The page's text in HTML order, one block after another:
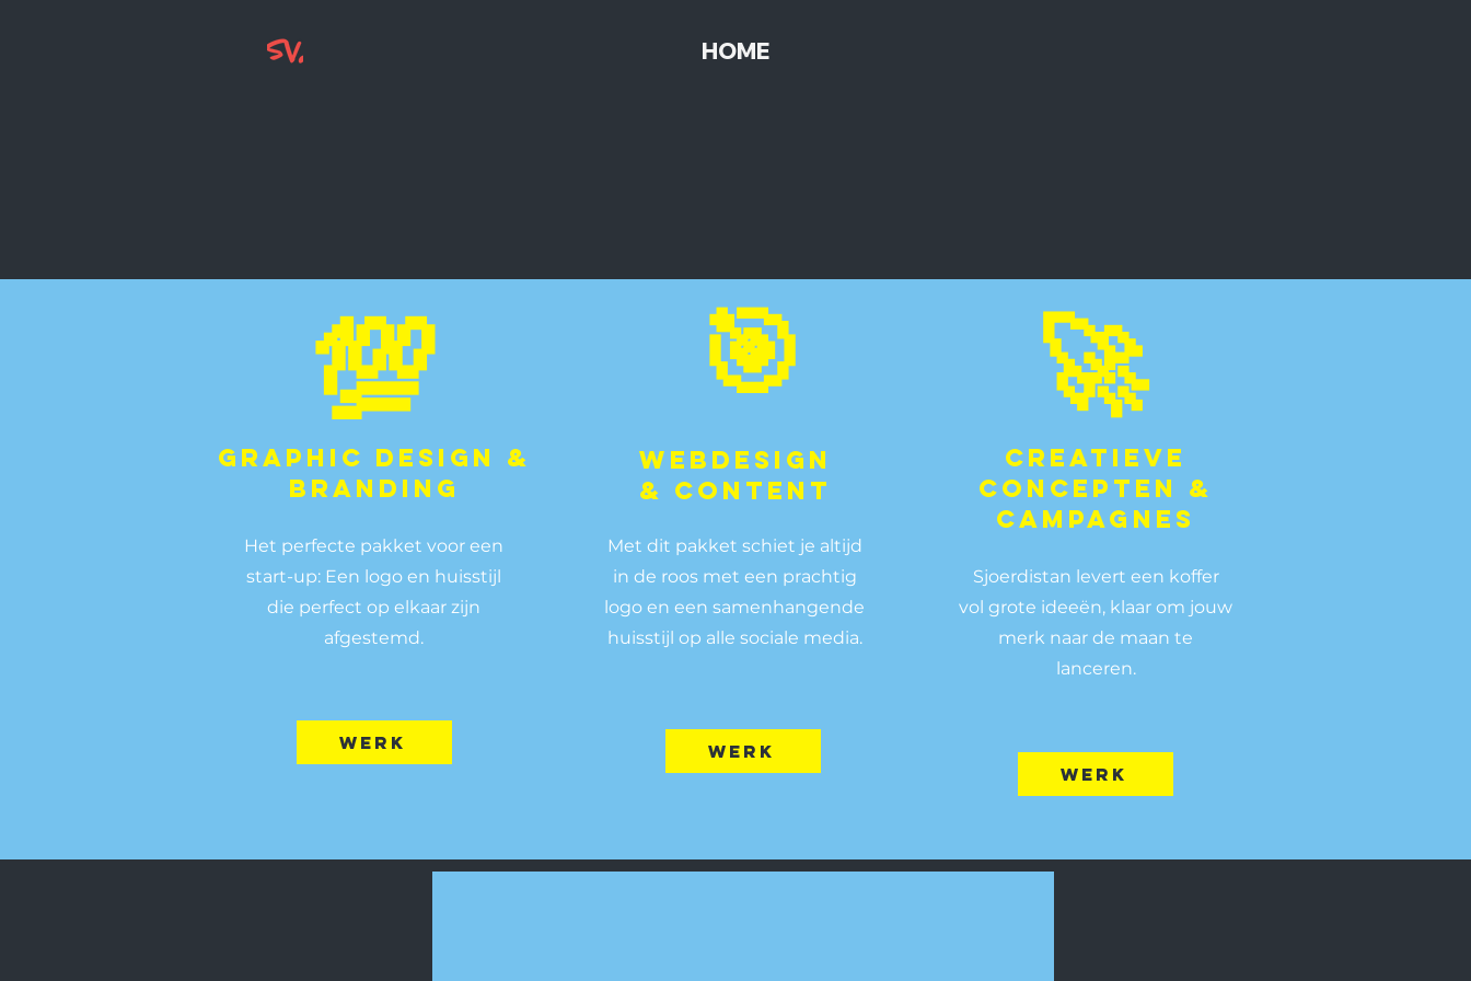
HOME
Graphic Design &
branding
Het perfecte pakket voor een
start-up: Een logo en huisstijl
die perfect op elkaar zijn
afgestemd.
werk
💯
Webdesign
& content
Met dit pakket schiet je altijd
in de roos met een prachtig
logo en een samenhangende
huisstijl op alle sociale media.
werk
🎯
Creatieve
concepten &
campagnes
Sjoerdistan levert een koffer
vol grote ideeën, klaar om jouw
merk naar de maan te
lanceren.
werk
🚀